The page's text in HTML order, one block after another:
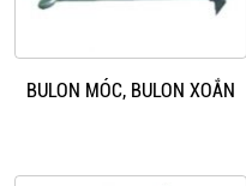
BULON MÓC, BULON XOẮN